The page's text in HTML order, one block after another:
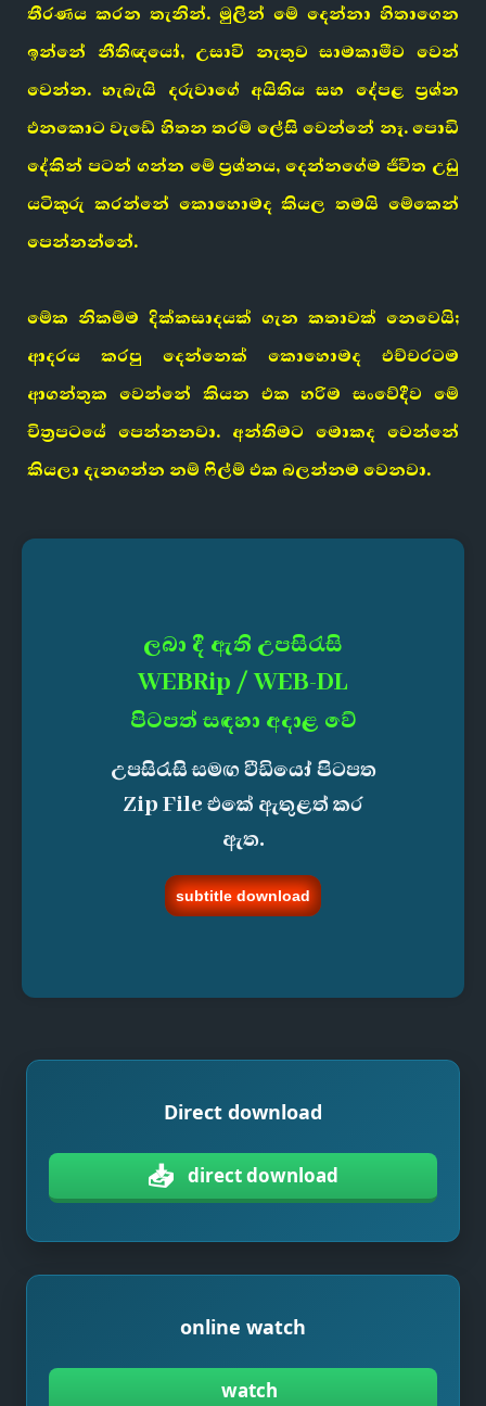
තීරණය කරන තැනින්. මුලින් මේ දෙන්නා හිතාගෙන
ඉන්නේ නීතිඥයෝ, උසාවි නැතුව සාමකාමීව වෙන්
වෙන්න. හැබැයි දරුවාගේ අයිතිය සහ දේපළ ප්‍රශ්න
එනකොට වැඩේ හිතන තරම් ලේසි වෙන්නේ නෑ. පොඩි
දේකින් පටන් ගන්න මේ ප්‍රශ්නය, දෙන්නගේම ජීවිත උඩු
යටිකුරු කරන්නේ කොහොමද කියල තමයි මේකෙන්
පෙන්නන්නේ.
මේක නිකම්ම දික්කසාදයක් ගැන කතාවක් නෙවෙයි;
ආදරය කරපු දෙන්නෙක් කොහොමද එච්චරටම
ආගන්තුක වෙන්නේ කියන එක හරිම සංවේදීව මේ
චිත්‍රපටයේ පෙන්නනවා. අන්තිමට මොකද වෙන්නේ
කියලා දැනගන්න නම් ෆිල්ම් එක බලන්නම වෙනවා.
ලබා දී ඇති උපසිරැසි
WEBRip / WEB-DL
පිටපත් සඳහා අදාළ වේ
උපසිරැසි සමඟ වීඩියෝ පිටපත
Zip File එකේ ඇතුළත් කර
ඇත.
subtitle download
Direct download
📥 direct download
online watch
watch